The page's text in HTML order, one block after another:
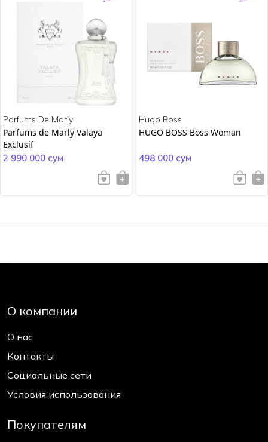
Parfums De Marly
Parfums de Marly Valaya
Exclusif
2 990 000 сум
Hugo Boss
HUGO BOSS Boss Woman
498 000 сум
О компании
О нас
Контакты
Социальные сети
Условия использования
Покупателям